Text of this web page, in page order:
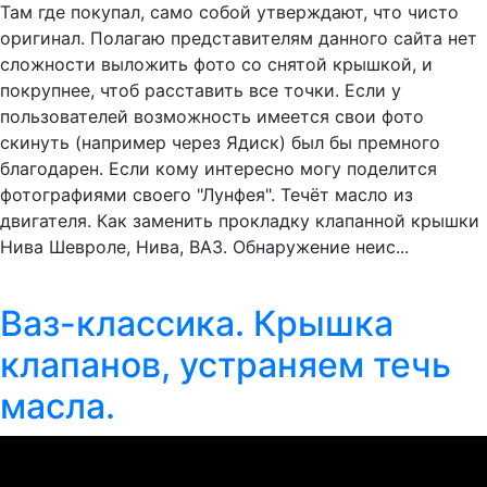
Там где покупал, само собой утверждают, что чисто
оригинал. Полагаю представителям данного сайта нет
сложности выложить фото со снятой крышкой, и
покрупнее, чтоб расставить все точки. Если у
пользователей возможность имеется свои фото
скинуть (например через Ядиск) был бы премного
благодарен. Если кому интересно могу поделится
фотографиями своего "Лунфея". Течёт масло из
двигателя. Как заменить прокладку клапанной крышки
Нива Шевроле, Нива, ВАЗ. Обнаружение неис...
Ваз-классика. Крышка
клапанов, устраняем течь
масла.